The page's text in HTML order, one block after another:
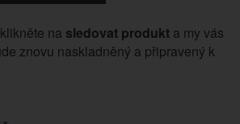
na sledovat produkta my vás
znovu naskladněný a připravený k